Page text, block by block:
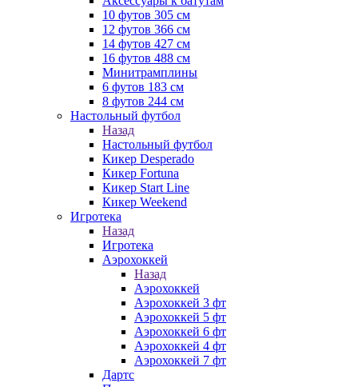
10 футов 305 см
12 футов 366 см
14 футов 427 см
16 футов 488 см
Минитрамплины
6 футов 183 см
8 футов 244 см
Настольный футбол
Назад
Настольный футбол
Кикер Desperado
Кикер Fortuna
Кикер Start Line
Кикер Weekend
Игротека
Назад
Игротека
Аэрохоккей
Назад
Аэрохоккей
Аэрохоккей 3 фт
Аэрохоккей 5 фт
Аэрохоккей 6 фт
Аэрохоккей 4 фт
Аэрохоккей 7 фт
Дартс